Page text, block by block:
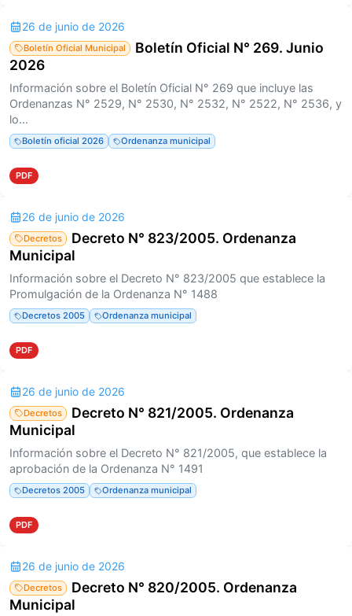
26 de junio de 2026
Boletín Oficial Municipal
Boletín Oficial N° 269. Junio
2026
Información sobre el Boletín Oficial N° 269 que incluye las
Ordenanzas N° 2529, N° 2530, N° 2532, N° 2522, N° 2536, y
lo...
Boletín oficial 2026 Ordenanza municipal
PDF
26 de junio de 2026
Decretos
Decreto N° 823/2005. Ordenanza
Municipal
Información sobre el Decreto N° 823/2005 que establece la
Promulgación de la Ordenanza N° 1488
Decretos 2005 Ordenanza municipal
PDF
26 de junio de 2026
Decretos
Decreto N° 821/2005. Ordenanza
Municipal
Información sobre el Decreto N° 821/2005, que establece la
aprobación de la Ordenanza N° 1491
Decretos 2005 Ordenanza municipal
PDF
26 de junio de 2026
Decretos
Decreto N° 820/2005. Ordenanza
Municipal